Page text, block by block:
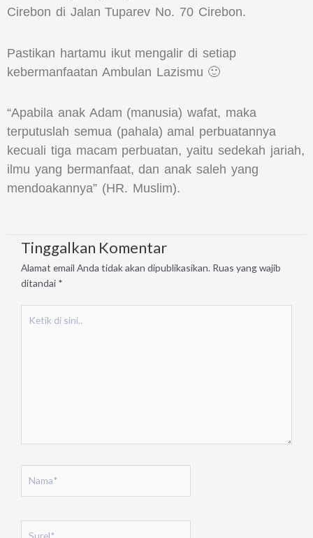
Cirebon di Jalan Tuparev No. 70 Cirebon.
Pastikan hartamu ikut mengalir di setiap
kebermanfaatan Ambulan Lazismu 🙂
“Apabila anak Adam (manusia) wafat, maka
terputuslah semua (pahala) amal perbuatannya
kecuali tiga macam perbuatan, yaitu sedekah jariah,
ilmu yang bermanfaat, dan anak saleh yang
mendoakannya” (HR. Muslim).
Tinggalkan Komentar
Alamat email Anda tidak akan dipublikasikan. Ruas yang wajib
ditandai *